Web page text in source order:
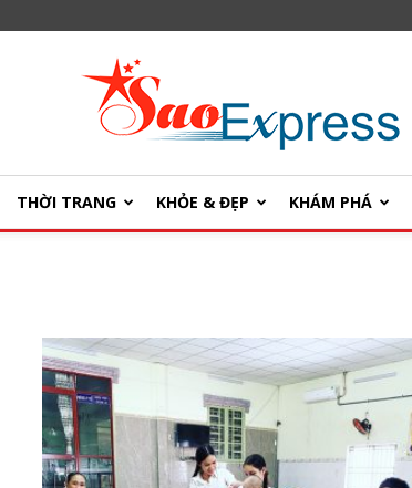
SaoExpress
THỜI TRANG KHỎE & ĐẸP KHÁM PHÁ